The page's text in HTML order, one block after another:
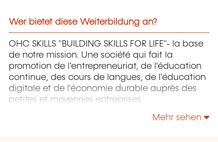
Wer bietet diese Weiterbildung an?
OHC SKILLS "BUILDING SKILLS FOR LIFE"- la base
de notre mission. Une société qui fait la
promotion de l'entrepreneuriat, de l'éducation
continue, des cours de langues, de l'éducation
digitale et de l'économie durable auprès des
petites et moyennes entreprises.
Mehr sehen